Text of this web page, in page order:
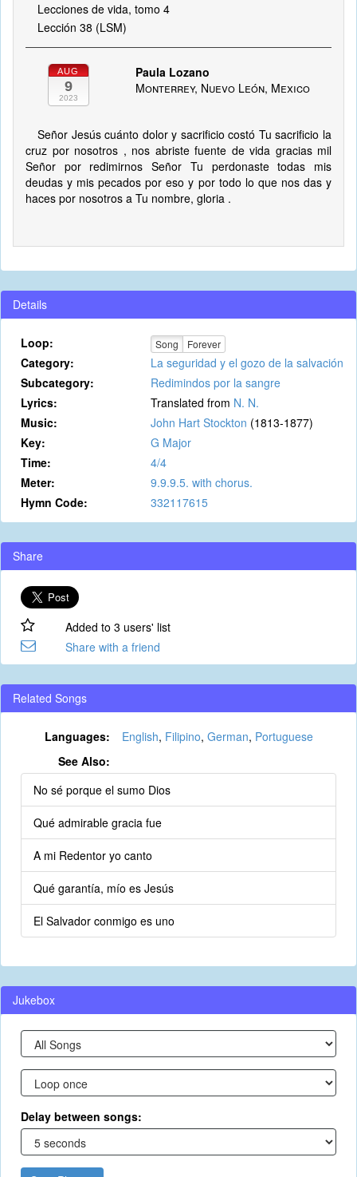
Lecciones de vida, tomo 4
Lección 38 (LSM)
AUG
9
2023
Paula Lozano
Monterrey, Nuevo León, Mexico
Señor Jesús cuánto dolor y sacrificio costó Tu sacrificio la
cruz por nosotros , nos abriste fuente de vida gracias mil
Señor por redimirnos Señor Tu perdonaste todas mis
deudas y mis pecados por eso y por todo lo que nos das y
haces por nosotros a Tu nombre, gloria .
Details
Loop: Song Forever
Category:
La seguridad y el gozo de la salvación
Subcategory:
Redimindos por la sangre
Lyrics:
Translated from N. N.
Music:
John Hart Stockton (1813-1877)
Key:
G Major
Time:
4/4
Meter:
9.9.9.5. with chorus.
Hymn Code:
332117615
Share
Added to 3 users' list
Share with a friend
Related Songs
Languages: English, Filipino, German, Portuguese
See Also:
No sé porque el sumo Dios
Qué admirable gracia fue
A mi Redentor yo canto
Qué garantía, mío es Jesús
El Salvador conmigo es uno
Jukebox
Delay between songs: